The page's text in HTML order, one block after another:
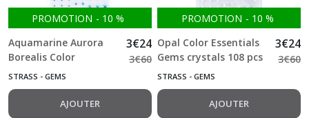
PROMOTION - 10 %
Aquamarine Aurora
Borealis Color
Essentials Gems
crystals 108 pcs
3€24
3€60
STRASS - GEMS
AJOUTER
PROMOTION - 10 %
Opal Color Essentials
Gems crystals 108 pcs
3€24
3€60
STRASS - GEMS
AJOUTER